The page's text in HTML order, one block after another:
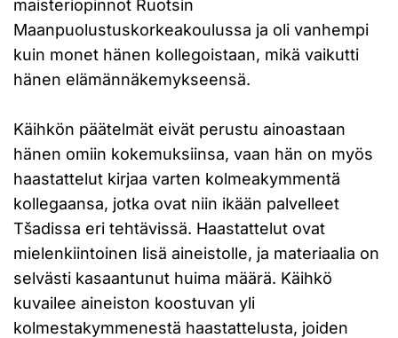
maisteriopinnot Ruotsin
Maanpuolustuskorkeakoulussa ja oli vanhempi
kuin monet hänen kollegoistaan, mikä vaikutti
hänen elämännäkemykseensä.
Käihkön päätelmät eivät perustu ainoastaan
hänen omiin kokemuksiinsa, vaan hän on myös
haastattelut kirjaa varten kolmeakymmentä
kollegaansa, jotka ovat niin ikään palvelleet
Tšadissa eri tehtävissä. Haastattelut ovat
mielenkiintoinen lisä aineistolle, ja materiaalia on
selvästi kasaantunut huima määrä. Käihkö
kuvailee aineiston koostuvan yli
kolmestakymmenestä haastattelusta, joiden